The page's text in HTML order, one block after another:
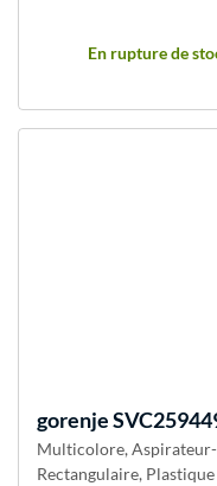
En rupture de
gorenje
Multicolore, Aspirateur-
Rectangulaire, Plastique